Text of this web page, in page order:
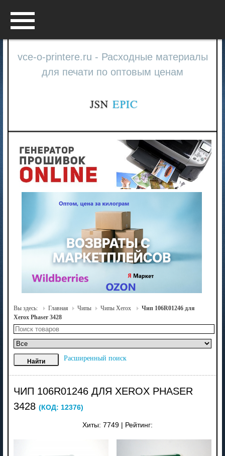
vce-o-printere.ru - Расходные материалы
для печати по оптовым ценам
Вы здесь: Главная Чипы Чипы Xerox
Чип 106R01246 для
Xerox Phaser 3428
Расширенный поиск
ЧИП 106R01246 ДЛЯ XEROX PHASER
3428 (КОД: 12376)
Хиты: 7749 Рейтинг: